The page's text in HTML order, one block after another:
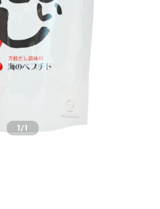
1/1